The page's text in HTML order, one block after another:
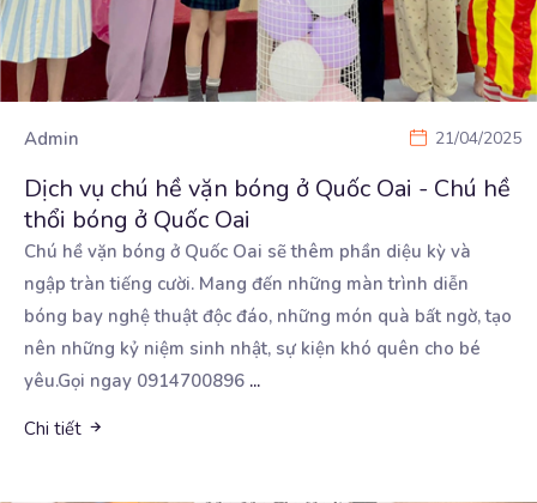
Admin 21/04/2025
Dịch vụ chú hề vặn bóng ở Quốc Oai - Chú hề
thổi bóng ở Quốc Oai
Chú hề vặn bóng ở Quốc Oai sẽ thêm phần diệu kỳ và
ngập tràn tiếng cười. Mang đến những màn trình diễn
bóng bay nghệ thuật độc đáo, những món quà bất ngờ, tạo
nên những kỷ niệm sinh nhật, sự kiện khó quên cho bé
yêu.Gọi ngay 0914700896 ...
Chi tiết